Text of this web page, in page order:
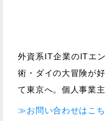
外資系IT企業のITエ
術・ダイの大冒険が
て東京へ。個人事業
≫お問い合わせはこ